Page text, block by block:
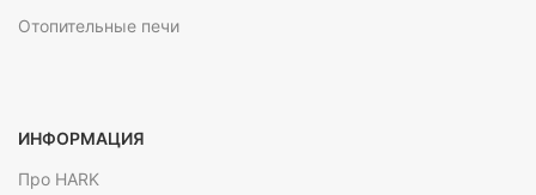
Отопительные печи
ИНФОРМАЦИЯ
Про HARK